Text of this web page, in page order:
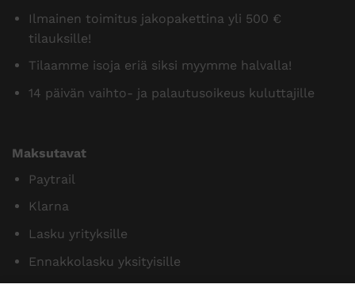
Ilmainen toimitus jakopakettina yli 500 €
tilauksille!
Tilaamme isoja eriä siksi myymme halvalla!
14 päivän vaihto- ja palautusoikeus kuluttajille
Maksutavat
Paytrail
Klarna
Lasku yrityksille
Ennakkolasku yksityisille